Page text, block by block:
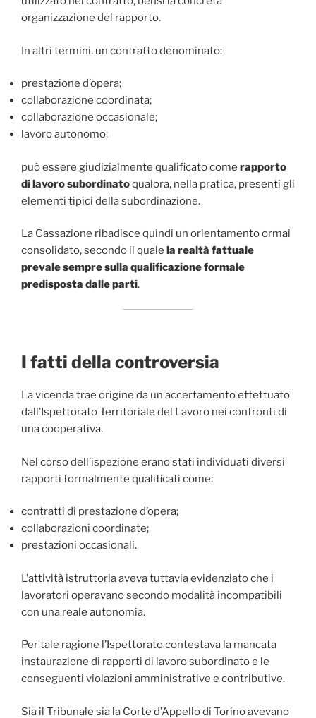
organizzazione del rapporto.
In altri termini, un contratto denominato:
prestazione d’opera;
collaborazione coordinata;
collaborazione occasionale;
lavoro autonomo;
può essere giudizialmente qualificato come rapporto
di lavoro subordinatoqualora, nella pratica, presenti gli
elementi tipici della subordinazione.
La Cassazione ribadisce quindi un orientamento ormai
consolidato, secondo il quale la realtà fattuale
prevale sempre sulla qualificazione formale
predisposta dalle parti.
I fatti della controversia
La vicenda trae origine da un accertamento effettuato
dall’Ispettorato Territoriale del Lavoro nei confronti di
una cooperativa.
Nel corso dell’ispezione erano stati individuati diversi
rapporti formalmente qualificati come:
contratti di prestazione d’opera;
collaborazioni coordinate;
prestazioni occasionali.
L’attività istruttoria aveva tuttavia evidenziato che i
lavoratori operavano secondo modalità incompatibili
con una reale autonomia.
Per tale ragione l’Ispettorato contestava la mancata
instaurazione di rapporti di lavoro subordinato e le
conseguenti violazioni amministrative e contributive.
Sia il Tribunale sia la Corte d’Appello di Torino avevano